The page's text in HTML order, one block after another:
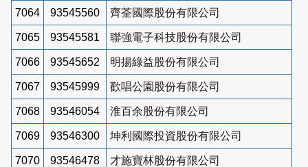
7064 93545560 齊荃國際股份有限公司
7065 93545581 聯強電子科技股份有限公司
7066 93545652 明揚綠益股份有限公司
7067 93545999 歡唱公園股份有限公司
7068 93546054 淮百余股份有限公司
7069 93546300 坤利國際投資股份有限公司
7070 93546478 才施寶林股份有限公司